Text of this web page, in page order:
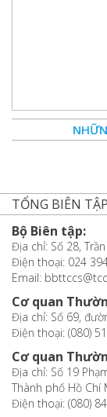
TỔNG BIÊN
Bộ Biên tập:
Địa chỉ: Số 28,
Điện thoại: 024
Email:
Cơ quan
Địa chỉ: Số 69,
Điện thoại: (080)
Cơ quan
Địa chỉ: Số 19
Thành phố Hồ Chí
Điện thoại: (080)